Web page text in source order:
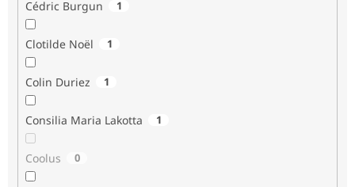
Cédric Burgun 1
Clotilde Noël 1
Colin Duriez 1
Consilia Maria Lakotta 1
Coolus 0